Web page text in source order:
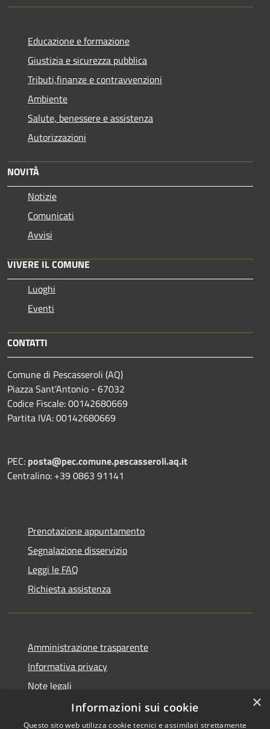
Educazione e formazione
Giustizia e sicurezza pubblica
Tributi,finanze e contravvenzioni
Ambiente
Salute, benessere e assistenza
Autorizzazioni
NOVITÀ
Notizie
Comunicati
Avvisi
VIVERE IL COMUNE
Luoghi
Eventi
CONTATTI
Comune di Pescasseroli (AQ)
Piazza Sant'Antonio - 67032
Codice Fiscale: 00142680669
Partita IVA: 00142680669
PEC: posta@pec.comune.pescasseroli.aq.it
Centralino: +39 0863 91141
Prenotazione appuntamento
Segnalazione disservizio
Leggi le FAQ
Richiesta assistenza
Amministrazione trasparente
Informativa privacy
Note legali
Dichiarazione di accessibilità
×
Informazioni sui cookie
Questo sito web utilizza cookie tecnici e assimilati strettamente